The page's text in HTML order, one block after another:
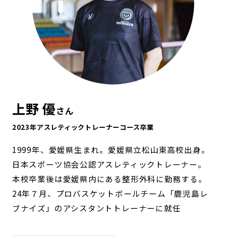
上野 優さん
2023年アスレティックトレーナーコース卒業
1999年、愛媛県生まれ。愛媛県立松山東高校出身。
日本スポーツ協会公認アスレティックトレーナー。
本校卒業後は愛媛県内にある整形外科に勤務する。
24年７月、プロバスケットボールチーム「鹿児島レ
ブナイズ」のアシスタントトレーナーに就任